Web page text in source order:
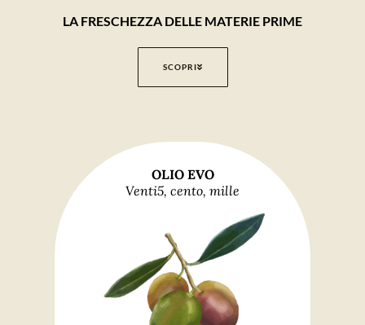
LA FRESCHEZZA DELLE MATERIE PRIME
SCOPRI
OLIO EVO
Venti5, cento, mille